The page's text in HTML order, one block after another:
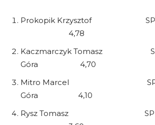
Prokopik Krzysztof SP
4,78
Kaczmarczyk Tomasz SP
Góra 4,70
Mitro Marcel SP 2
Góra 4,10
Rysz Tomasz SP